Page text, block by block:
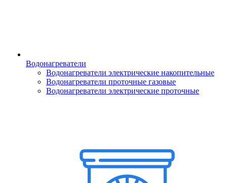
Водонагреватели
Водонагреватели электрические накопительные
Водонагреватели проточные газовые
Водонагреватели электрические проточные